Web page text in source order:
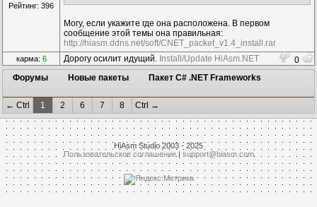
Рейтинг: 396
Могу, если укажите где она расположена. В первом
сообщение этой темы она правильная:
http://hiasm.ddns.net/soft/CNET_packet_v1.4_install.rar
карма: 6 Дорогу осилит идущий. Install/Update HiAsm.NET
0
Форумы
Новые пакеты Пакет C# .NET Frameworks
← Ctrl 1 2 6 7 8 Ctrl →
HiAsm Studio 2003 - 2025
Пользовательское соглашение| support@hiasm.com